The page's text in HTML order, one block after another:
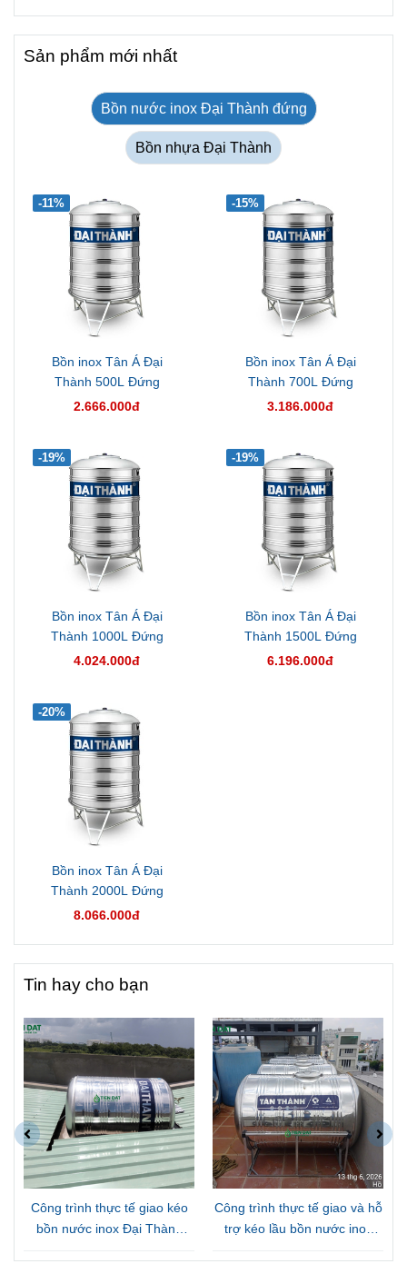
Sản phẩm mới nhất
Bồn nước inox Đại Thành đứng
Bồn nhựa Đại Thành
Bồn inox Tân Á Đại
Thành 500L Đứng
2.666.000đ
-11%
Bồn inox Tân Á Đại
Thành 700L Đứng
3.186.000đ
-15%
Bồn inox Tân Á Đại
Thành 1000L Đứng
4.024.000đ
-19%
Bồn inox Tân Á Đại
Thành 1500L Đứng
6.196.000đ
-19%
Bồn inox Tân Á Đại
Thành 2000L Đứng
8.066.000đ
-20%
Tin hay cho bạn
Công trình thực tế giao kéo
bồn nước inox Đại Thành
Công trình thực tế giao và hỗ
trợ kéo lầu bồn nước inox